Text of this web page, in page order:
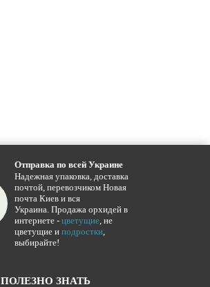
Отправка по всей Украине
Надежная упаковка, доставка
почтой, перевозчиком Новая
почта Киев и вся
Украина. Продажа орхидей в
интернете - цветущие, не
цветущие и подростки,
выбирайте!
ПОЛЕЗНО ЗНАТЬ